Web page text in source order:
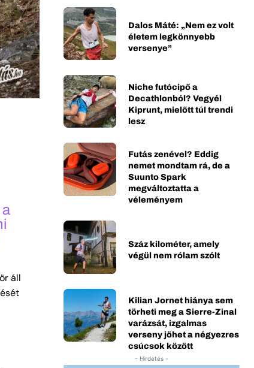
áll
Dalos Máté: „Nem ez volt
életem legkönnyebb
versenye”
Niche futócipő a
Decathlonból? Vegyél
Kiprunt, mielőtt túl trendi
lesz
Futás zenével? Eddig
nemet mondtam rá, de a
Suunto Spark
megváltoztatta a
véleményem
Száz kilométer, amely
végül nem rólam szólt
Kilian Jornet hiánya sem
törheti meg a Sierre-Zinal
varázsát, izgalmas
verseny jöhet a négyezres
csúcsok között
- Hirdetés -